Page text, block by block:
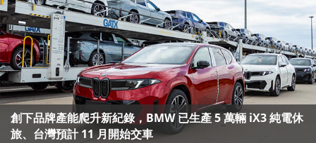
創下品牌產能爬升新紀錄，BMW 已生產 5 萬輛 iX3 純電休
旅、台灣預計 11 月開始交車